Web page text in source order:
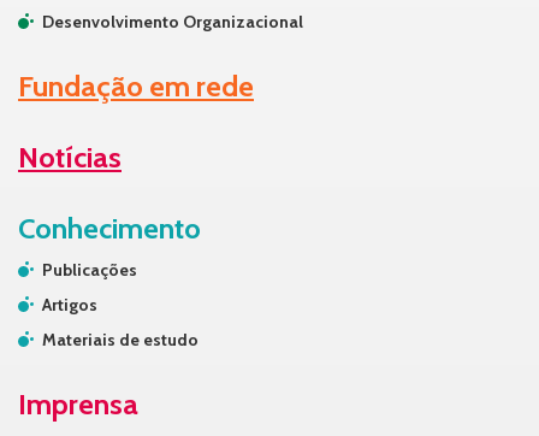
Desenvolvimento Organizacional
Fundação em rede
Notícias
Conhecimento
Publicações
Artigos
Materiais de estudo
Imprensa